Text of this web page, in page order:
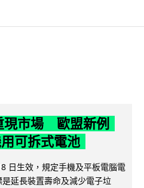
現市場 歐盟新例
可拆式電池
日生效，規定手機及平板電腦電
延長裝置壽命及減少電子垃